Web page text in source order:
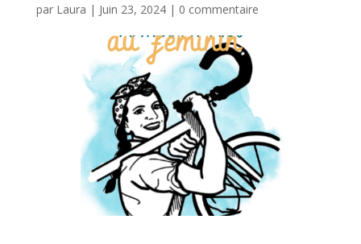
par Laura | Juin 23, 2024| 0 commentaire